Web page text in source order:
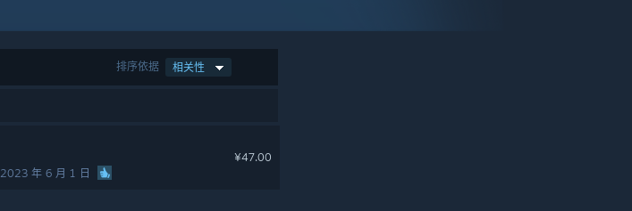
排序依据 相关性
2023 年 6 月 1 日
¥47.00